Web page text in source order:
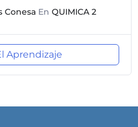
ConesaEn QUIMICA 2
Aprendizaje